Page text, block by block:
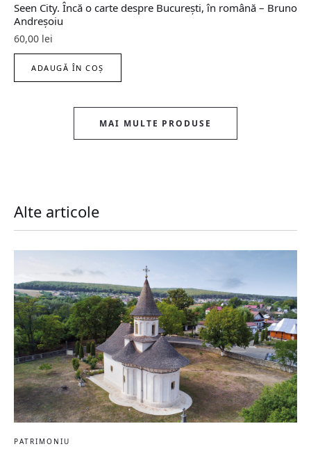
Seen City. Încă o carte despre București, în română – Bruno
Andreșoiu
60,00 lei
ADAUGĂ ÎN COȘ
MAI MULTE PRODUSE
Alte articole
PATRIMONIU